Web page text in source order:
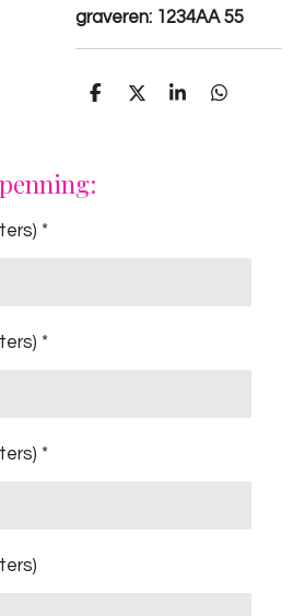
graveren: 1234AA 55
D
D
S
D
*
*
*